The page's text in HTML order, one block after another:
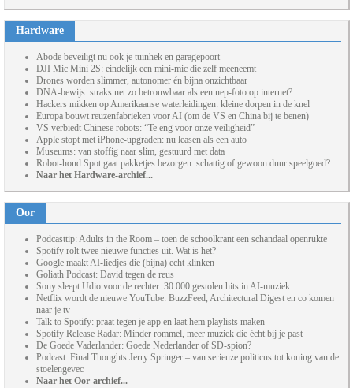
Hardware
Abode beveiligt nu ook je tuinhek en garagepoort
DJI Mic Mini 2S: eindelijk een mini-mic die zelf meeneemt
Drones worden slimmer, autonomer én bijna onzichtbaar
DNA-bewijs: straks net zo betrouwbaar als een nep-foto op internet?
Hackers mikken op Amerikaanse waterleidingen: kleine dorpen in de knel
Europa bouwt reuzenfabrieken voor AI (om de VS en China bij te benen)
VS verbiedt Chinese robots: “Te eng voor onze veiligheid”
Apple stopt met iPhone-upgraden: nu leasen als een auto
Museums: van stoffig naar slim, gestuurd met data
Robot-hond Spot gaat pakketjes bezorgen: schattig of gewoon duur speelgoed?
Naar het Hardware-archief...
Oor
Podcasttip: Adults in the Room – toen de schoolkrant een schandaal openrukte
Spotify rolt twee nieuwe functies uit. Wat is het?
Google maakt AI-liedjes die (bijna) echt klinken
Goliath Podcast: David tegen de reus
Sony sleept Udio voor de rechter: 30.000 gestolen hits in AI-muziek
Netflix wordt de nieuwe YouTube: BuzzFeed, Architectural Digest en co komen
naar je tv
Talk to Spotify: praat tegen je app en laat hem playlists maken
Spotify Release Radar: Minder rommel, meer muziek die écht bij je past
De Goede Vaderlander: Goede Nederlander of SD-spion?
Podcast: Final Thoughts Jerry Springer – van serieuze politicus tot koning van de
stoelengevec
Naar het Oor-archief...